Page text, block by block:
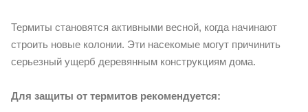
Термиты становятся активными весной, когда начинают
строить новые колонии. Эти насекомые могут причинить
серьезный ущерб деревянным конструкциям дома.
Для защиты от термитов рекомендуется: